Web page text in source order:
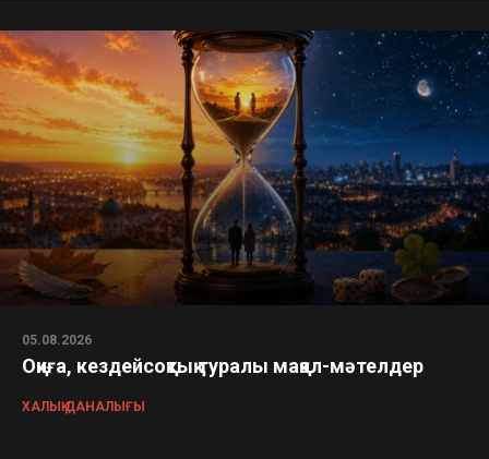
05.08.2026
Оқиға, кездейсоқтық туралы мақал-мәтелдер
ХАЛЫҚ ДАНАЛЫҒЫ